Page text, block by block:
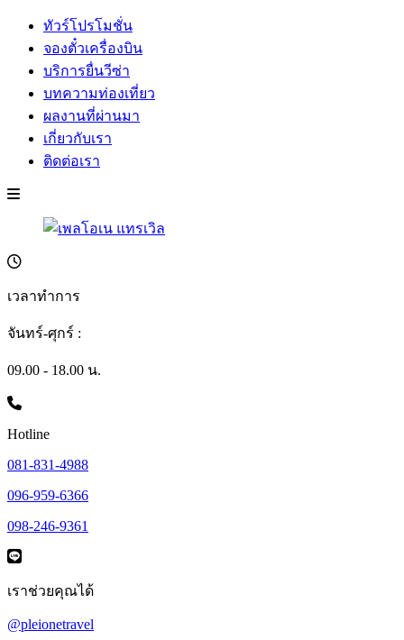
ทัวร์โปรโมชั่น
จองตั๋วเครื่องบิน
บริการยื่นวีซ่า
บทความท่องเที่ยว
ผลงานที่ผ่านมา
เกี่ยวกับเรา
ติดต่อเรา
เวลาทำการ
จันทร์-ศุกร์ :
09.00 - 18.00 น.
Hotline
081-831-4988
096-959-6366
098-246-9361
เราช่วยคุณได้
@pleionetravel